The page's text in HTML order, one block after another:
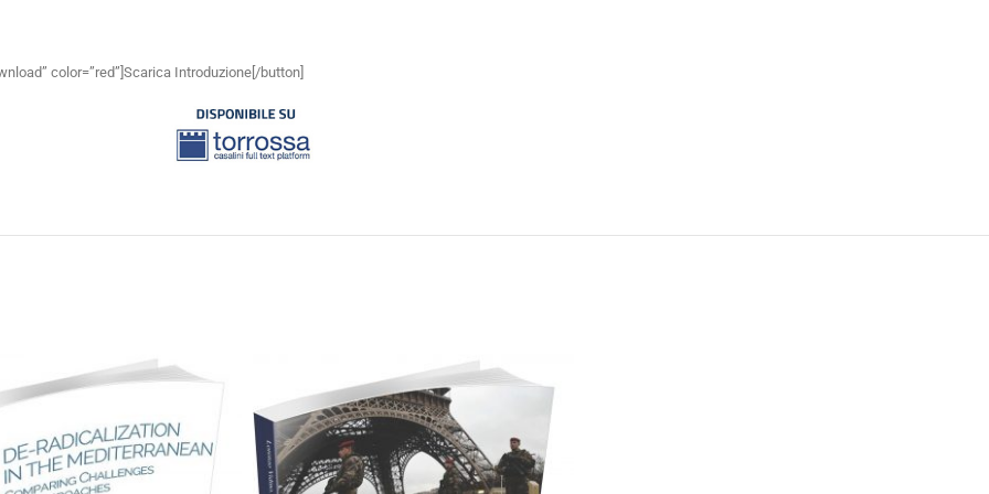
color=”red”]Scarica Introduzione[/button]